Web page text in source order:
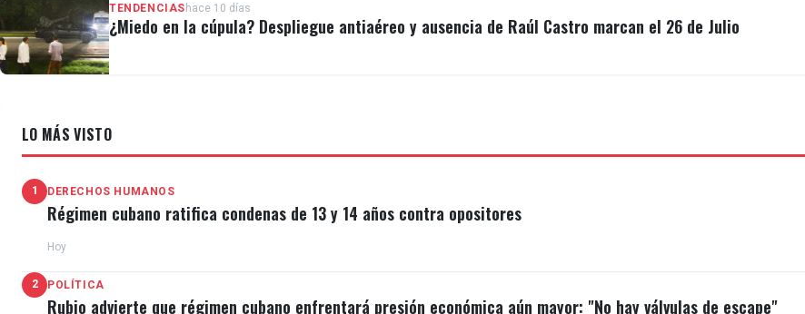
TENDENCIAS hace 10 días
¿Miedo en la cúpula? Despliegue antiaéreo y ausencia de Raúl Castro marcan el 26 de Julio
LO MÁS VISTO
1 DERECHOS HUMANOS
Régimen cubano ratifica condenas de 13 y 14 años contra opositores
Hoy
2 POLÍTICA
Rubio advierte que régimen cubano enfrentará presión económica aún mayor: "No hay válvulas de escape"